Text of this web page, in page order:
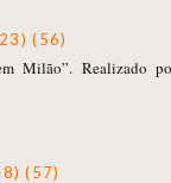
(56)
Milão”. Realizado
(57)